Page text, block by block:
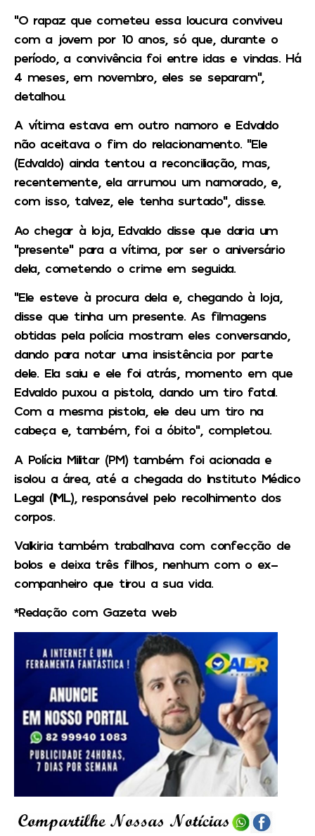
“O rapaz que cometeu essa loucura conviveu
com a jovem por 10 anos, só que, durante o
período, a convivência foi entre idas e vindas. Há
4 meses, em novembro, eles se separam”,
detalhou.
A vítima estava em outro namoro e Edvaldo
não aceitava o fim do relacionamento. “Ele
(Edvaldo) ainda tentou a reconciliação, mas,
recentemente, ela arrumou um namorado, e,
com isso, talvez, ele tenha surtado”, disse.
Ao chegar à loja, Edvaldo disse que daria um
“presente” para a vítima, por ser o aniversário
dela, cometendo o crime em seguida.
“Ele esteve à procura dela e, chegando à loja,
disse que tinha um presente. As filmagens
obtidas pela polícia mostram eles conversando,
dando para notar uma insistência por parte
dele. Ela saiu e ele foi atrás, momento em que
Edvaldo puxou a pistola, dando um tiro fatal.
Com a mesma pistola, ele deu um tiro na
cabeça e, também, foi a óbito”, completou.
A Polícia Militar (PM) também foi acionada e
isolou a área, até a chegada do Instituto Médico
Legal (IML), responsável pelo recolhimento dos
corpos.
Valkiria também trabalhava com confecção de
bolos e deixa três filhos, nenhum com o ex-
companheiro que tirou a sua vida.
*Redação com Gazeta web